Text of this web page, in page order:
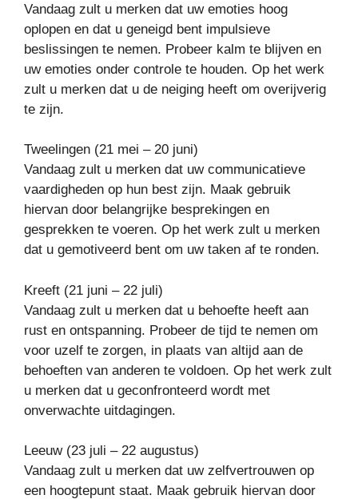
Vandaag zult u merken dat uw emoties hoog
oplopen en dat u geneigd bent impulsieve
beslissingen te nemen. Probeer kalm te blijven en
uw emoties onder controle te houden. Op het werk
zult u merken dat u de neiging heeft om overijverig
te zijn.
Tweelingen (21 mei – 20 juni)
Vandaag zult u merken dat uw communicatieve
vaardigheden op hun best zijn. Maak gebruik
hiervan door belangrijke besprekingen en
gesprekken te voeren. Op het werk zult u merken
dat u gemotiveerd bent om uw taken af te ronden.
Kreeft (21 juni – 22 juli)
Vandaag zult u merken dat u behoefte heeft aan
rust en ontspanning. Probeer de tijd te nemen om
voor uzelf te zorgen, in plaats van altijd aan de
behoeften van anderen te voldoen. Op het werk zult
u merken dat u geconfronteerd wordt met
onverwachte uitdagingen.
Leeuw (23 juli – 22 augustus)
Vandaag zult u merken dat uw zelfvertrouwen op
een hoogtepunt staat. Maak gebruik hiervan door